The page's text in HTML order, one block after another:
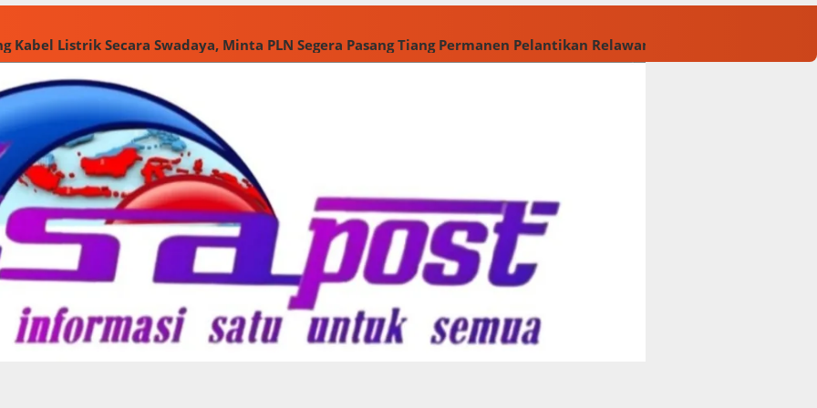
Kabel Listrik Secara Swadaya, Minta PLN Segera Pasang Tiang Permanen Pelantikan Relawan M. Rasyid Rajasa dan